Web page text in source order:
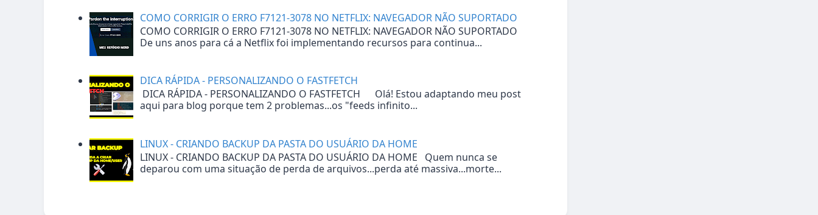
COMO CORRIGIR O ERRO F7121-3078 NO NETFLIX: NAVEGADOR NÃO SUPORTADO
COMO CORRIGIR O ERRO F7121-3078 NO NETFLIX: NAVEGADOR NÃO SUPORTADO
De uns anos para cá a Netflix foi implementando recursos para continua...
DICA RÁPIDA - PERSONALIZANDO O FASTFETCH
DICA RÁPIDA - PERSONALIZANDO O FASTFETCH Olá! Estou adaptando meu post
aqui para blog porque tem 2 problemas...os "feeds infinito...
LINUX - CRIANDO BACKUP DA PASTA DO USUÁRIO DA HOME
LINUX - CRIANDO BACKUP DA PASTA DO USUÁRIO DA HOME Quem nunca se
deparou com uma situação de perda de arquivos...perda até massiva...morte...